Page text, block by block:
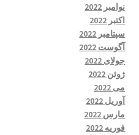
نوامبر 2022
اکتبر 2022
سپتامبر 2022
آگوست 2022
جولای 2022
ژوئن 2022
می 2022
آوریل 2022
مارس 2022
فوریه 2022